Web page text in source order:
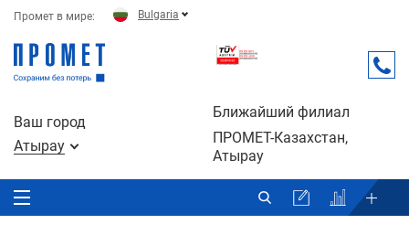
Промет в мире: Bulgaria
Ваш город
Атырау
Ближайший филиал
ПРОМЕТ-Казахстан,
Атырау